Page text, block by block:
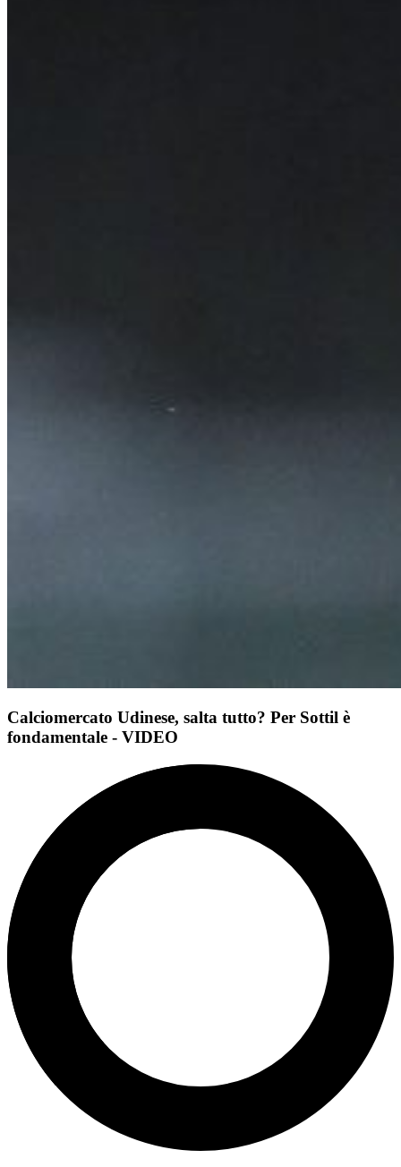
Calciomercato Udinese, salta tutto? Per Sottil è
fondamentale - VIDEO